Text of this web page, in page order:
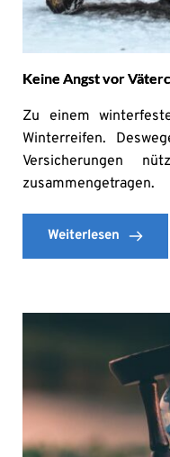
Keine Angst vor
Zu einem
Winterreifen.
Versicherungen
zusammengetragen.
Weiterlesen